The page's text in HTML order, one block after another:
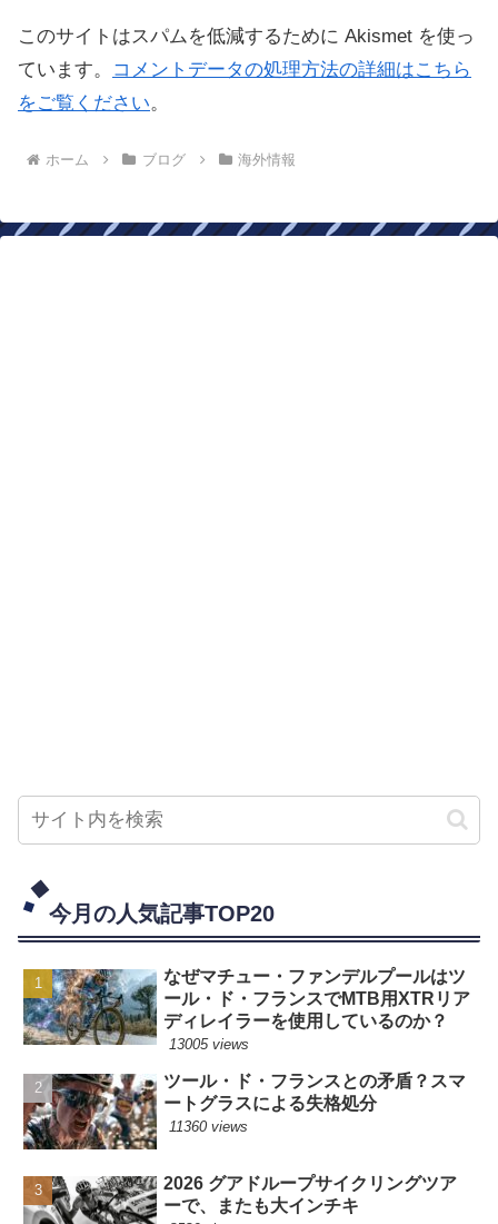
このサイトはスパムを低減するために Akismet を使っ
ています。
コメントデータの処理方法の詳細はこちら
をご覧ください。
ホーム ブログ 海外情報
今月の人気記事TOP20
なぜマチュー・ファンデルプールはツ
ール・ド・フランスでMTB用XTRリア
ディレイラーを使用しているのか？
13005 views
ツール・ド・フランスとの矛盾？スマ
ートグラスによる失格処分
11360 views
2026 グアドループサイクリングツア
ーで、またも大インチキ